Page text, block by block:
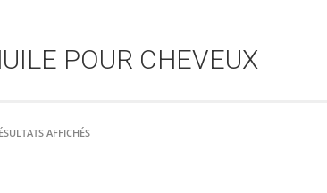
POUR CHEVEUX
AFFICHÉS
AU PANIER
D'INFOS